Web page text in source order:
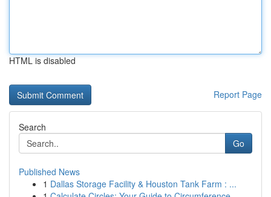
HTML is disabled
Report Page
Search
Go
Published News
1 Dallas Storage Facility & Houston Tank Farm : ...